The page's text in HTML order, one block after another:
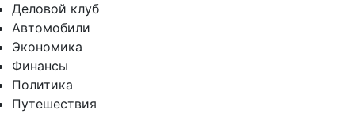
Деловой клуб
Автомобили
Экономика
Финансы
Политика
Путешествия